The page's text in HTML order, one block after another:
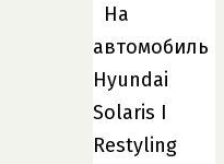
На
автомобиль
Hyundai
Solaris I
Restyling